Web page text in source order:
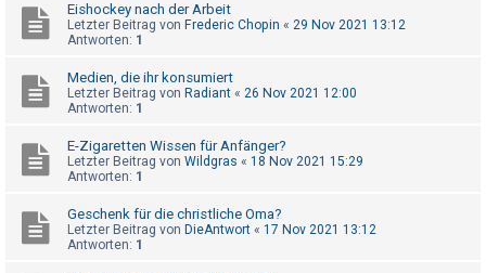
c
h
F
A
Eishockey nach der Arbeit
Letzter Beitrag von Frederic Chopin « 29 Nov 2021 13:12
Antworten: 1
Medien, die ihr konsumiert
Letzter Beitrag von Radiant « 26 Nov 2021 12:00
Antworten: 1
E-Zigaretten Wissen für Anfänger?
Letzter Beitrag von Wildgras « 18 Nov 2021 15:29
Antworten: 1
Geschenk für die christliche Oma?
Letzter Beitrag von DieAntwort « 17 Nov 2021 13:12
Antworten: 1